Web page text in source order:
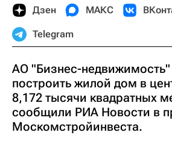
Дзен МАКС
Telegram
АО "Бизнес-
построить жилой дом в
8,172 тысячи квадратных
сообщили РИА Новости в
Москомстройинвеста.